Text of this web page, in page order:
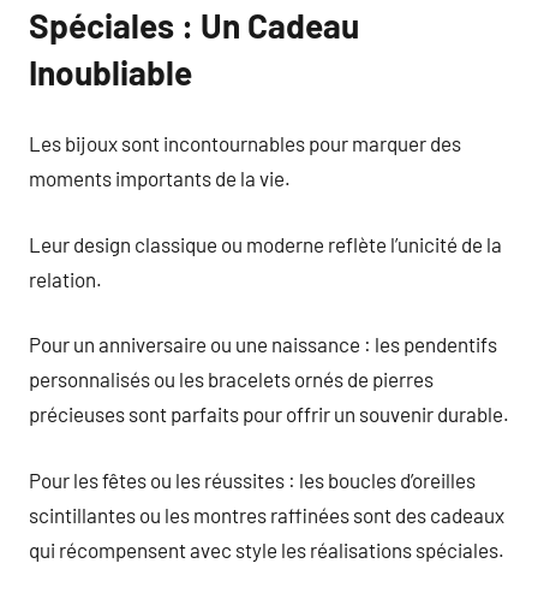
Spéciales : Un Cadeau
Inoubliable
Les bijoux sont incontournables pour marquer des
moments importants de la vie.
Leur design classique ou moderne reflète l’unicité de la
relation.
Pour un anniversaire ou une naissance : les pendentifs
personnalisés ou les bracelets ornés de pierres
précieuses sont parfaits pour offrir un souvenir durable.
Pour les fêtes ou les réussites : les boucles d’oreilles
scintillantes ou les montres raffinées sont des cadeaux
qui récompensent avec style les réalisations spéciales.